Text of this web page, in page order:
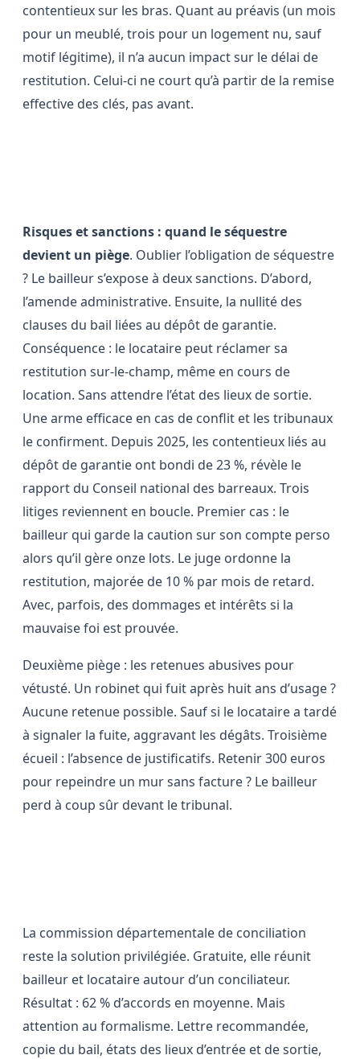
contentieux sur les bras. Quant au préavis (un mois
pour un meublé, trois pour un logement nu, sauf
motif légitime), il n’a aucun impact sur le délai de
restitution. Celui-ci ne court qu’à partir de la remise
effective des clés, pas avant.
Risques et sanctions : quand le séquestre
devient un piège. Oublier l’obligation de séquestre
? Le bailleur s’expose à deux sanctions. D’abord,
l’amende administrative. Ensuite, la nullité des
clauses du bail liées au dépôt de garantie.
Conséquence : le locataire peut réclamer sa
restitution sur-le-champ, même en cours de
location. Sans attendre l’état des lieux de sortie.
Une arme efficace en cas de conflit et les tribunaux
le confirment. Depuis 2025, les contentieux liés au
dépôt de garantie ont bondi de 23 %, révèle le
rapport du Conseil national des barreaux. Trois
litiges reviennent en boucle. Premier cas : le
bailleur qui garde la caution sur son compte perso
alors qu’il gère onze lots. Le juge ordonne la
restitution, majorée de 10 % par mois de retard.
Avec, parfois, des dommages et intérêts si la
mauvaise foi est prouvée.
Deuxième piège : les retenues abusives pour
vétusté. Un robinet qui fuit après huit ans d’usage ?
Aucune retenue possible. Sauf si le locataire a tardé
à signaler la fuite, aggravant les dégâts. Troisième
écueil : l’absence de justificatifs. Retenir 300 euros
pour repeindre un mur sans facture ? Le bailleur
perd à coup sûr devant le tribunal.
La commission départementale de conciliation
reste la solution privilégiée. Gratuite, elle réunit
bailleur et locataire autour d’un conciliateur.
Résultat : 62 % d’accords en moyenne. Mais
attention au formalisme. Lettre recommandée,
copie du bail, états des lieux d’entrée et de sortie,